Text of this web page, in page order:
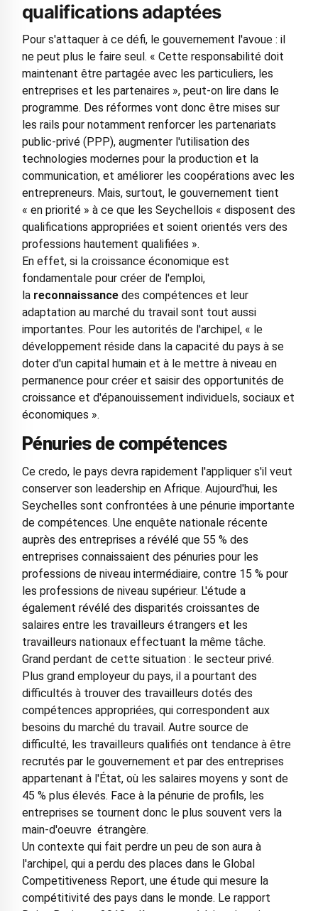
qualifications adaptées
Pour s'attaquer à ce défi, le gouvernement l'avoue : il
ne peut plus le faire seul. « Cette responsabilité doit
maintenant être partagée avec les particuliers, les
entreprises et les partenaires », peut-on lire dans le
programme. Des réformes vont donc être mises sur
les rails pour notamment renforcer les partenariats
public-privé (PPP), augmenter l'utilisation des
technologies modernes pour la production et la
communication, et améliorer les coopérations avec les
entrepreneurs. Mais, surtout, le gouvernement tient
« en priorité » à ce que les Seychellois « disposent des
qualifications appropriées et soient orientés vers des
professions hautement qualifiées ».
En effet, si la croissance économique est
fondamentale pour créer de l'emploi,
la reconnaissancedes compétences et leur
adaptation au marché du travail sont tout aussi
importantes. Pour les autorités de l'archipel, « le
développement réside dans la capacité du pays à se
doter d'un capital humain et à le mettre à niveau en
permanence pour créer et saisir des opportunités de
croissance et d'épanouissement individuels, sociaux et
économiques ».
Pénuries de compétences
Ce credo, le pays devra rapidement l'appliquer s'il veut
conserver son leadership en Afrique. Aujourd'hui, les
Seychelles sont confrontées à une pénurie importante
de compétences. Une enquête nationale récente
auprès des entreprises a révélé que 55 % des
entreprises connaissaient des pénuries pour les
professions de niveau intermédiaire, contre 15 % pour
les professions de niveau supérieur. L'étude a
également révélé des disparités croissantes de
salaires entre les travailleurs étrangers et les
travailleurs nationaux effectuant la même tâche.
Grand perdant de cette situation : le secteur privé.
Plus grand employeur du pays, il a pourtant des
difficultés à trouver des travailleurs dotés des
compétences appropriées, qui correspondent aux
besoins du marché du travail. Autre source de
difficulté, les travailleurs qualifiés ont tendance à être
recrutés par le gouvernement et par des entreprises
appartenant à l'État, où les salaires moyens y sont de
45 % plus élevés. Face à la pénurie de profils, les
entreprises se tournent donc le plus souvent vers la
main-d'oeuvre étrangère.
Un contexte qui fait perdre un peu de son aura à
l'archipel, qui a perdu des places dans le Global
Competitiveness Report, une étude qui mesure la
compétitivité des pays dans le monde. Le rapport